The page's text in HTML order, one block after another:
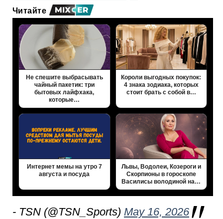
Читайте
Не спешите выбрасывать
чайный пакетик: три
бытовых лайфхака,
которые…
Короли выгодных покупок:
4 знака зодиака, которых
стоит брать с собой в…
Интернет мемы на утро 7
августа и посуда
Львы, Водолеи, Козероги и
Скорпионы в гороскопе
Василисы володиной на…
- TSN (@TSN_Sports) May 16, 2026